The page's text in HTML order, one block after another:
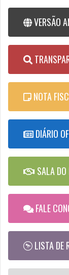
VERSÃO
NOTA
DIÁRIO
SALA DO
FALE
LISTA DE